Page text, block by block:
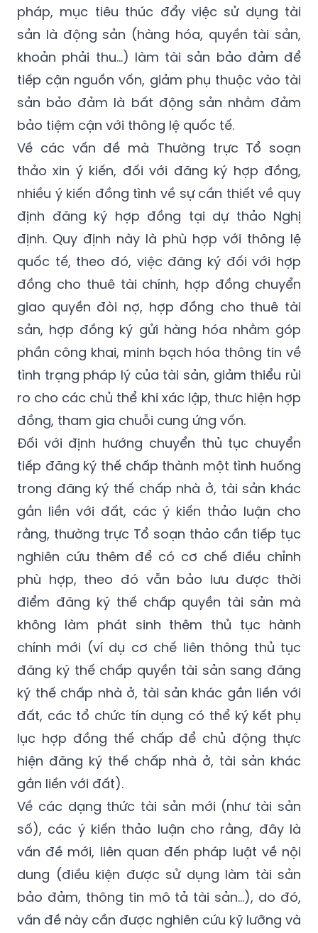
pháp, mục tiêu thúc đẩy việc sử dụng tài
sản là động sản (hàng hóa, quyền tài sản,
khoản phải thu…) làm tài sản bảo đảm để
tiếp cận nguồn vốn, giảm phụ thuộc vào tài
sản bảo đảm là bất động sản nhằm đảm
bảo tiệm cận với thông lệ quốc tế.
Về các vấn đề mà Thường trực Tổ soạn
thảo xin ý kiến, đối với đăng ký hợp đồng,
nhiều ý kiến đồng tình về sự cần thiết về quy
định đăng ký hợp đồng tại dự thảo Nghị
định. Quy định này là phù hợp với thông lệ
quốc tế, theo đó, việc đăng ký đối với hợp
đồng cho thuê tài chính, hợp đồng chuyển
giao quyền đòi nợ, hợp đồng cho thuê tài
sản, hợp đồng ký gửi hàng hóa nhằm góp
phần công khai, minh bạch hóa thông tin về
tình trạng pháp lý của tài sản, giảm thiểu rủi
ro cho các chủ thể khi xác lập, thưc hiện hợp
đồng, tham gia chuỗi cung ứng vốn.
Đối với định hướng chuyển thủ tục chuyển
tiếp đăng ký thế chấp thành một tình huống
trong đăng ký thế chấp nhà ở, tài sản khác
gắn liền với đất, các ý kiến thảo luận cho
rằng, thường trực Tổ soạn thảo cần tiếp tục
nghiên cứu thêm để có cơ chế điều chỉnh
phù hợp, theo đó vẫn bảo lưu được thời
điểm đăng ký thế chấp quyền tài sản mà
không làm phát sinh thêm thủ tục hành
chính mới (ví dụ cơ chế liên thông thủ tục
đăng ký thế chấp quyền tài sản sang đăng
ký thế chấp nhà ở, tài sản khác gắn liền với
đất, các tổ chức tín dụng có thể ký kết phụ
lục hợp đồng thế chấp để chủ động thực
hiện đăng ký thế chấp nhà ở, tài sản khác
gắn liền với đất).
Về các dạng thức tài sản mới (như tài sản
số), các ý kiến thảo luận cho rằng, đây là
vấn đề mới, liên quan đến pháp luật về nội
dung (điều kiện được sử dụng làm tài sản
bảo đảm, thông tin mô tả tài sản…), do đó,
vấn đề này cần được nghiên cứu kỹ lưỡng và